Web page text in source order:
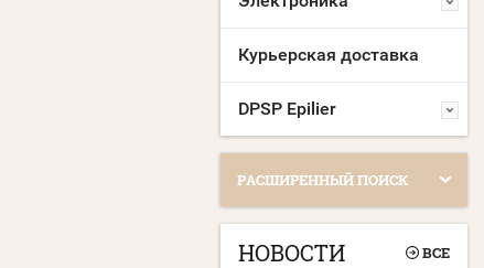
Курьерская доставка
DPSP Epilier
РАСШИРЕННЫЙ ПОИСК
НОВОСТИ ВСЕ